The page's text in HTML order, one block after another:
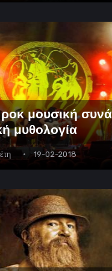
μουσική
μυθολογία
19-02-2018